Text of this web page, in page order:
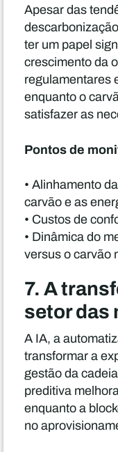
Apesar das
ter um papel
crescimento da
regulamentares
enquanto o
satisfazer as
Pontos de
• Alinhamento
carvão e as
• Custos de
• Dinâmica do
versus o carvão
7. A
setor das
A IA, a
transformar a
gestão da
preditiva
enquanto a
no